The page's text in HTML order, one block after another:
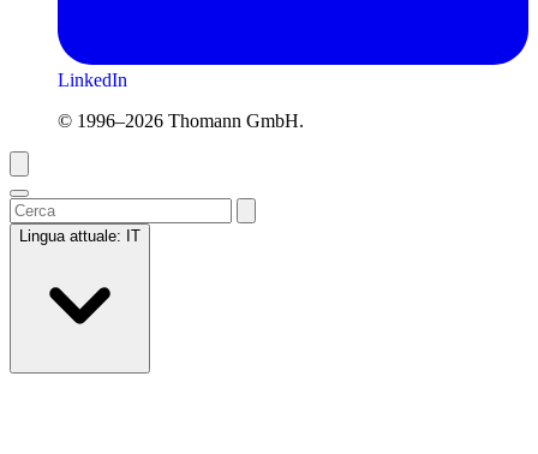
LinkedIn
© 1996–2026 Thomann GmbH.
Lingua attuale: IT